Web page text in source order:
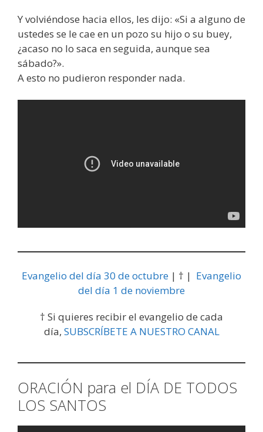
Y volviéndose hacia ellos, les dijo: «Si a alguno de
ustedes se le cae en un pozo su hijo o su buey,
¿acaso no lo saca en seguida, aunque sea
sábado?».
A esto no pudieron responder nada.
Evangelio del día 30 de octubre | † | Evangelio
del día 1 de noviembre
† Si quieres recibir el evangelio de cada
día, SUBSCRÍBETE A NUESTRO CANAL
ORACIÓN para el DÍA DE TODOS
LOS SANTOS